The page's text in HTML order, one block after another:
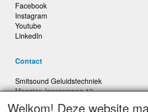
Facebook
Instagram
Youtube
LinkedIn
Contact
Smitsound Geluidstechniek
Meester Janssenweg 43
Welkom! Deze website